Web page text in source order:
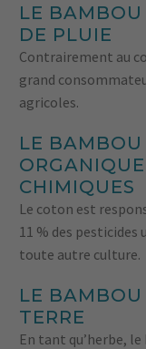
LE BAMBOU
DE PLUIE
Contrairement au
grand
agricoles.
LE BAMBOU
CHIMIQUES
Le coton est
11 % des
toute autre culture.
LE BAMBOU
TERRE
En tant qu’herbe,